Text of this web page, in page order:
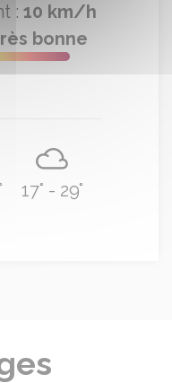
: 10 km/h
bonne
17° - 29°